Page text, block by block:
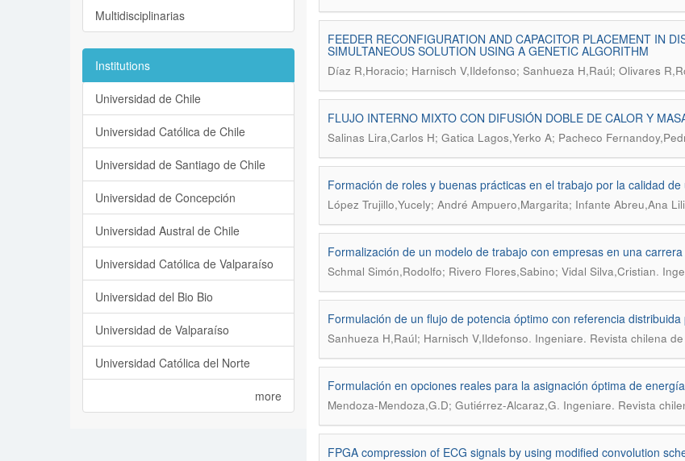
FEEDER RECONFIGURATION AND CAPACITOR PLACEMENT IN
SIMULTANEOUS SOLUTION USING A GENETIC ALGORITHM
Díaz R,Horacio; Harnisch V,Ildefonso; Sanhueza H,Raúl; Olivares
FLUJO INTERNO MIXTO CON DIFUSIÓN DOBLE DE CALOR Y
Salinas Lira,Carlos H; Gatica Lagos,Yerko A; Pacheco
Formación de roles y buenas prácticas en el trabajo por la calidad
López Trujillo,Yucely; André Ampuero,Margarita; Infante Abreu,Ana
Formalización de un modelo de trabajo con empresas en una
Schmal Simón,Rodolfo; Rivero Flores,Sabino; Vidal Silva,Cristian.
Formulación de un flujo de potencia óptimo con referencia
Sanhueza H,Raúl; Harnisch V,Ildefonso. Ingeniare. Revista chilena
Formulación en opciones reales para la asignación óptima de
Mendoza-Mendoza,G.D; Gutiérrez-Alcaraz,G. Ingeniare. Revista
FPGA compression of ECG signals by using modified convolution
Multidisciplinarias
Institutions
Universidad de Chile
Universidad Católica de Chile
Universidad de Santiago de Chile
Universidad de Concepción
Universidad Austral de Chile
Universidad Católica de Valparaíso
Universidad del Bio Bio
Universidad de Valparaíso
Universidad Católica del Norte
more